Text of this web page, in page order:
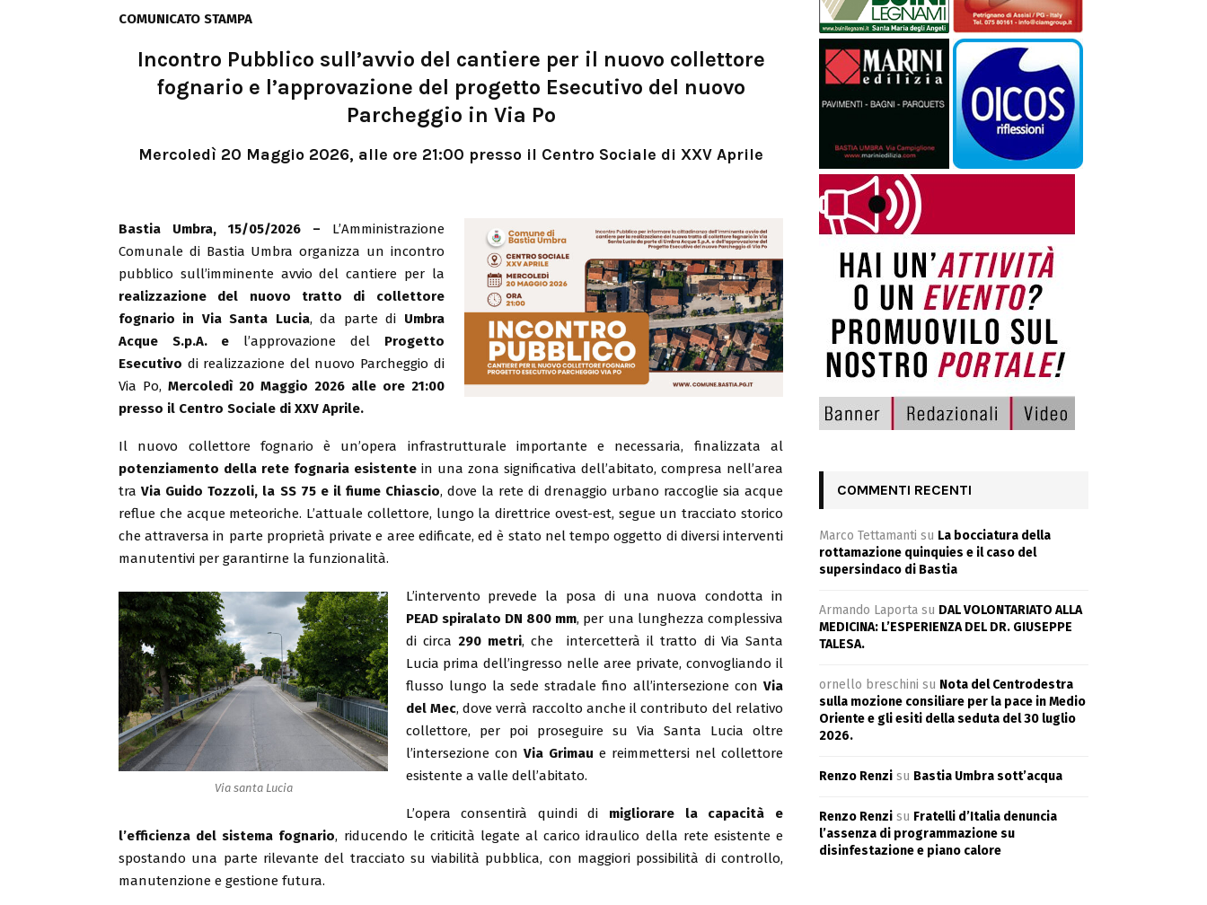
COMUNICATO STAMPA
Incontro Pubblico sull’avvio del cantiere per il nuovo collettore
fognario e l’approvazione del progetto Esecutivo del nuovo
Parcheggio in Via Po
Mercoledì 20 Maggio 2026, alle ore 21:00 presso il Centro Sociale di XXV Aprile
Bastia Umbra, 15/05/2026 – L’Amministrazione
Comunale di Bastia Umbra organizza un incontro
pubblico sull’imminente avvio del cantiere per la
realizzazione del nuovo tratto di collettore
fognario in Via Santa Lucia, da parte di Umbra
Acque S.p.A. e l’approvazione del Progetto
Esecutivo di realizzazione del nuovo Parcheggio di
Via Po, Mercoledì 20 Maggio 2026 alle ore 21:00
presso il Centro Sociale di XXV Aprile.
Il nuovo collettore fognario è un’opera infrastrutturale importante e necessaria, finalizzata al
potenziamento della rete fognaria esistente in una zona significativa dell’abitato, compresa nell’area
traVia Guido Tozzoli, la SS 75 e il fiume Chiascio, dove la rete di drenaggio urbano raccoglie sia acque
reflue che acque meteoriche. L’attuale collettore, lungo la direttrice ovest-est, segue un tracciato storico
che attraversa in parte proprietà private e aree edificate, ed è stato nel tempo oggetto di diversi interventi
manutentivi per garantirne la funzionalità.
Via santa Lucia
L’intervento prevede la posa di una nuova condotta in
PEAD spiralato DN 800 mm, per una lunghezza complessiva
di circa 290 metri, che intercetterà il tratto di Via Santa
Lucia prima dell’ingresso nelle aree private, convogliando il
flusso lungo la sede stradale fino all’intersezione con Via
del Mec, dove verrà raccolto anche il contributo del relativo
collettore, per poi proseguire su Via Santa Lucia oltre
l’intersezione con Via Grimau e reimmettersi nel collettore
esistente a valle dell’abitato.
L’opera consentirà quindi di migliorare la capacità e
l’efficienza del sistema fognario, riducendo le criticità legate al carico idraulico della rete esistente e
spostando una parte rilevante del tracciato su viabilità pubblica, con maggiori possibilità di controllo,
manutenzione e gestione futura.
COMMENTI RECENTI
Marco Tettamanti su La bocciatura della
rottamazione quinquies e il caso del
supersindaco di Bastia
Armando Laporta su DAL VOLONTARIATO ALLA
MEDICINA: L’ESPERIENZA DEL DR. GIUSEPPE
TALESA.
ornello breschini su Nota del Centrodestra
sulla mozione consiliare per la pace in Medio
Oriente e gli esiti della seduta del 30 luglio
2026.
Renzo Renzi su Bastia Umbra sott’acqua
Renzo Renzi su Fratelli d’Italia denuncia
l’assenza di programmazione su
disinfestazione e piano calore